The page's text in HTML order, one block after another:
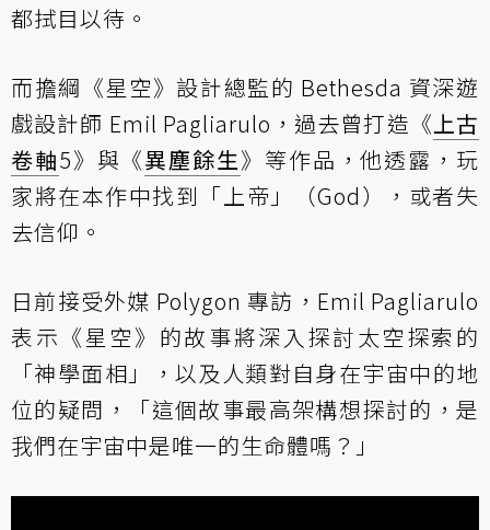
都拭目以待。
而擔綱《星空》設計總監的 Bethesda 資深遊
戲設計師 Emil Pagliarulo，過去曾打造《 上古
卷軸5》與《異塵餘生》等作品，他透露，玩
家將在本作中找到「上帝」（God），或者失
去信仰。
日前接受外媒 Polygon 專訪，Emil Pagliarulo
表示《星空》的故事將深入探討太空探索的
「神學面相」，以及人類對自身在宇宙中的地
位的疑問，「這個故事最高架構想探討的，是
我們在宇宙中是唯一的生命體嗎？」